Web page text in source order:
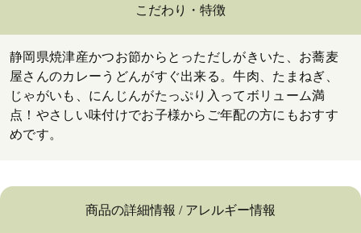
こだわり・特徴
静岡県焼津産かつお節からとっただしがきいた、お蕎麦
屋さんのカレーうどんがすぐ出来る。牛肉、たまねぎ、
じゃがいも、にんじんがたっぷり入ってボリューム満
点！やさしい味付けでお子様からご年配の方にもおすす
めです。
商品の詳細情報 / アレルギー情報